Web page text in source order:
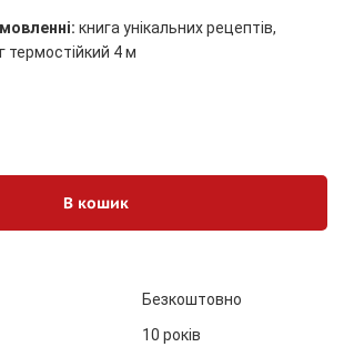
книга унікальних рецептів,
термостійкий 4 м
В кошик
Безкоштовно
10 років